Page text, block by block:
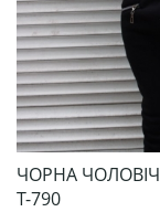
ЧОРНА
Т-790